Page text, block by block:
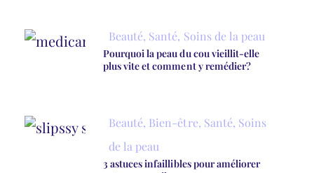
Beauté, Santé, Soins de la peau
Pourquoi la peau du cou vieillit-elle
plus vite et comment y remédier?
Beauté, Bien-être, Santé, Soins
de la peau
3 astuces infaillibles pour améliorer